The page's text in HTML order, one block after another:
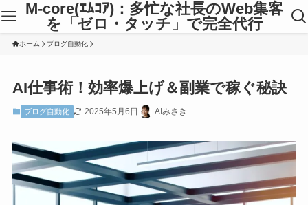
M-core(ｴﾑｺｱ)：多忙な社長のWeb集客
を「ゼロ・タッチ」で完全代行
ホーム ブログ自動化
AI仕事術！効率爆上げ＆副業で稼ぐ秘訣
ブログ自動化 2025年5月6日 AIみさき